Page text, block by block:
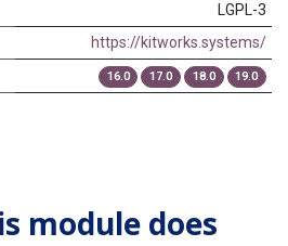
LGPL-3
https://kitworks.systems/
16.0 17.0 18.0 19.0
module does